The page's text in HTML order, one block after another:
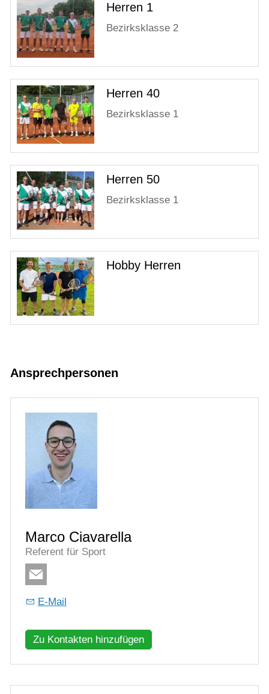
Herren 1
Bezirksklasse 2
Herren 40
Bezirksklasse 1
Herren 50
Bezirksklasse 1
Hobby Herren
Ansprechpersonen
Marco Ciavarella
Referent für Sport
E-Mail
Zu Kontakten hinzufügen